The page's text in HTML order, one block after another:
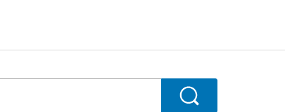
検索